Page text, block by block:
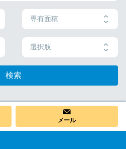
専有面積
選択肢
検索
メール